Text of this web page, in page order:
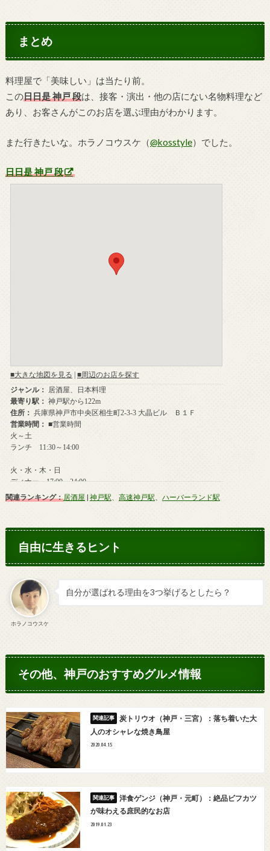
まとめ
料理屋で「美味しい」は当たり前。
この日日是 神戸 段は、接客・演出・他の店にない名物料理など
あり、お客さんがこのお店を選ぶ理由がわかります。
また行きたいな。ホラノコウスケ（@kosstyle）でした。
日日是 神戸 段
関連ランキング：居酒屋 | 神戸駅 高速神戸駅 ハーバーランド駅
自由に生きるヒント
ホラノコウスケ
自分が選ばれる理由を3つ挙げるとしたら？
その他、神戸のおすすめグルメ情報
炭トリウオ（神戸・三宮）：落ち着いた大
人のオシャレな焼き鳥屋
2020.04.15
洋食ゲンジ（神戸・元町）：絶品ビフカツ
が味わえる庶民的なお店
2019.01.23